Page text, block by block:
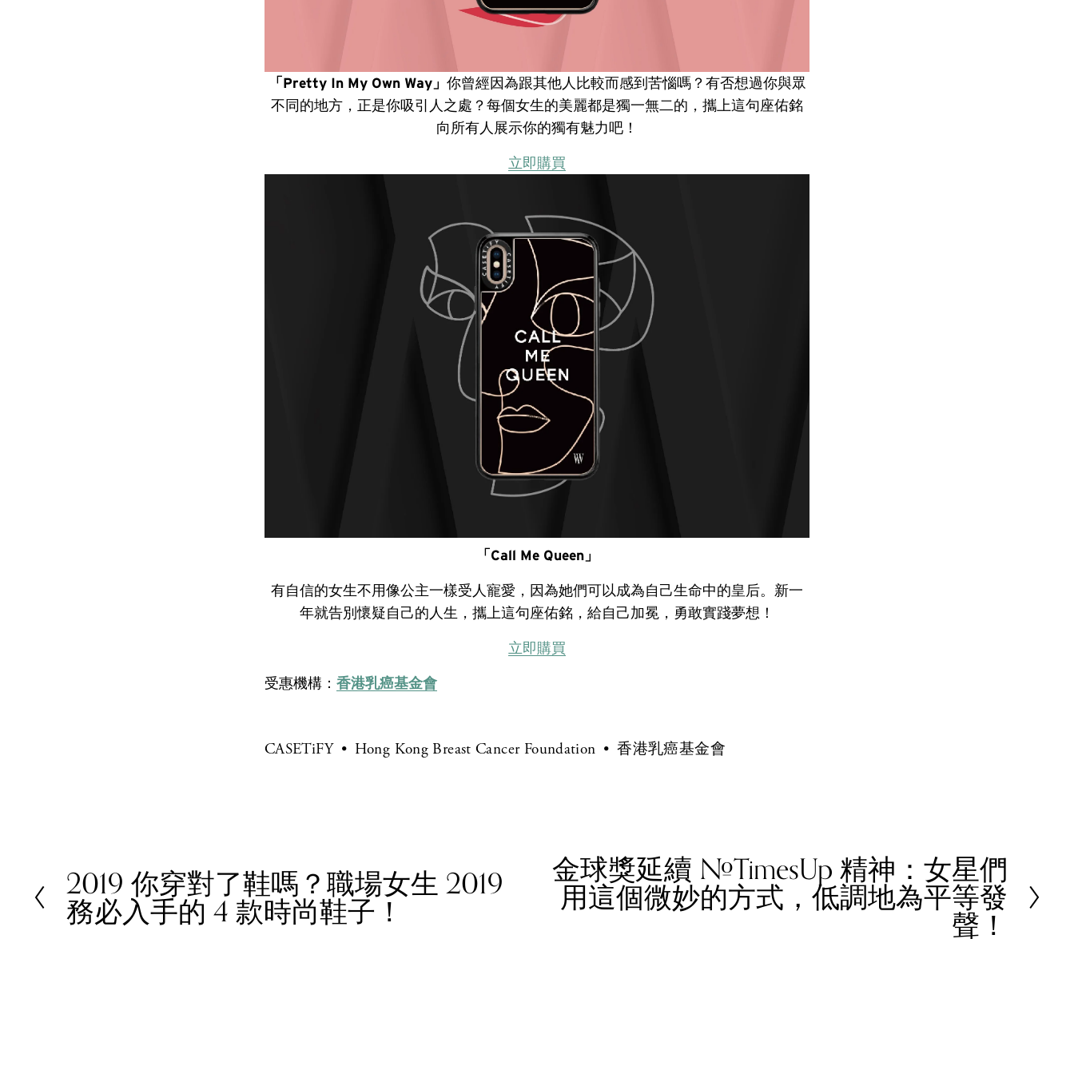
「Pretty In My Own Way」 你曾經因為跟其他人比較而感到苦惱嗎？有否想過你與眾
不同的地方，正是你吸引人之處？每個女生的美麗都是獨一無二的，攜上這句座佑銘
向所有人展示你的獨有魅力吧！
立即購買
「Call Me Queen」
有自信的女生不用像公主一樣受人寵愛，因為她們可以成為自己生命中的皇后。新一
年就告別懷疑自己的人生，攜上這句座佑銘，給自己加冕，勇敢實踐夢想！
立即購買
受惠機構： 香港乳癌基金會
CASETiFY Hong Kong Breast Cancer Foundation 香港乳癌基金會
P
r
e
2019 你穿對了鞋嗎？職場女生 2019
務必入手的 4 款時尚鞋子！
金球獎延續 #TimesUp 精神：女星們
用這個微妙的方式，低調地為平等發
聲！